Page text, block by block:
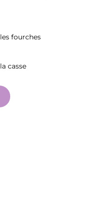
fourches
casse